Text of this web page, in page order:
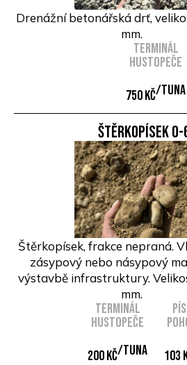
Drenážní betonářská drť,
mm.
Terminál
Hustopeče
750 Kč/Tuna
Štěrkopísek 0-
Štěrkopísek, frakce nepraná.
zásypový nebo násypový
výstavbě infrastruktury.
mm.
Terminál
Hustopeče
200 Kč/Tuna
103